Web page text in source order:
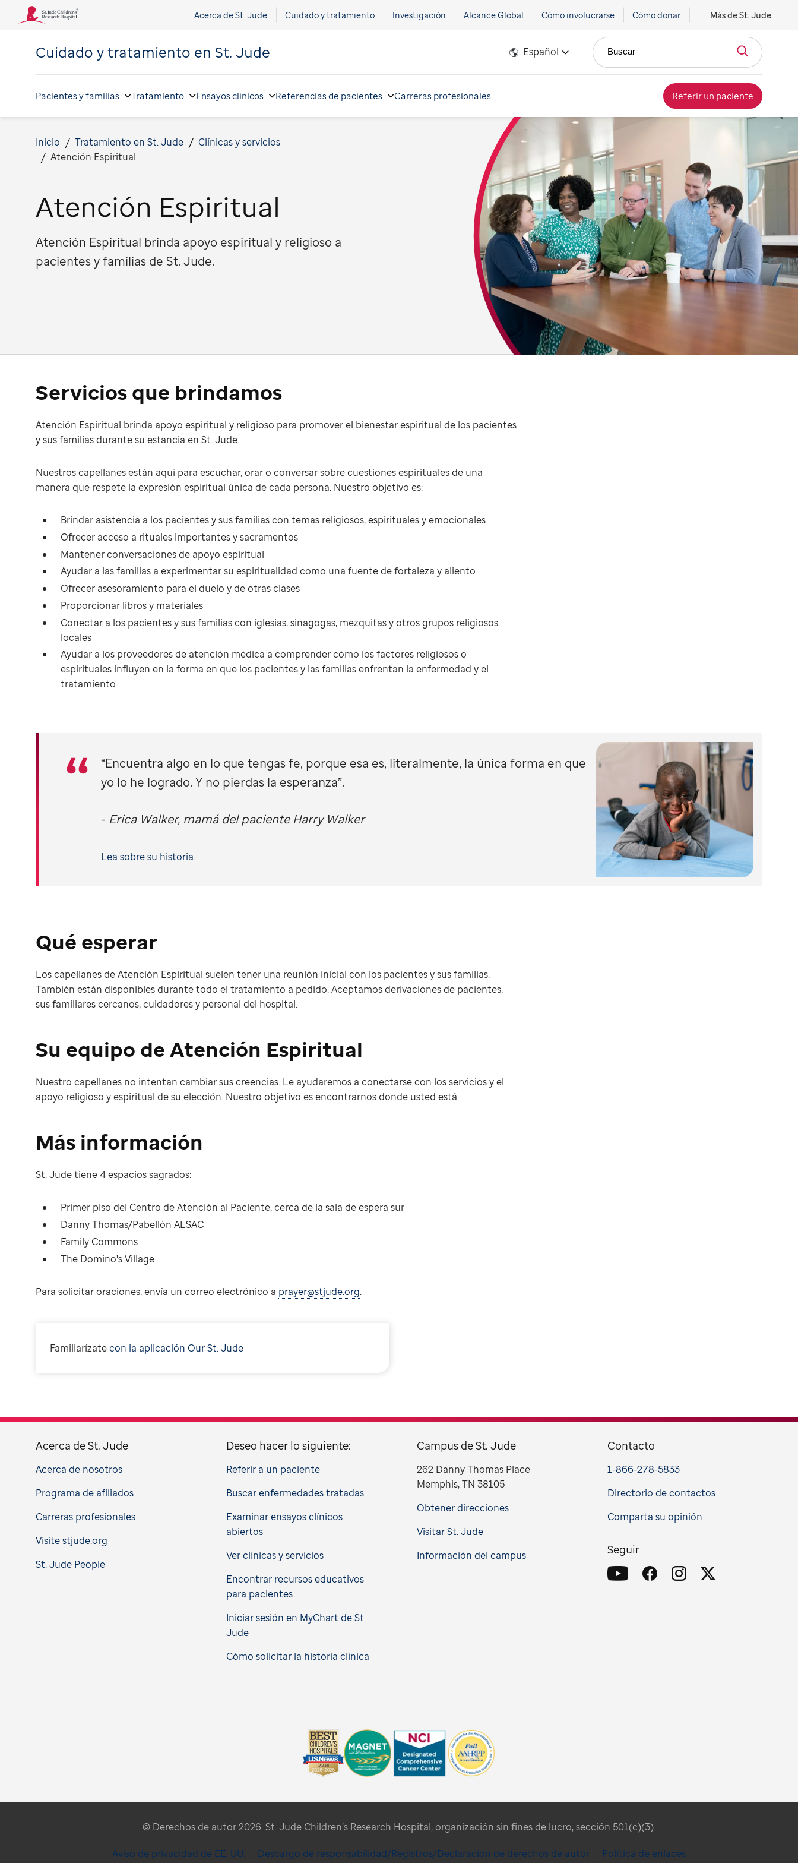
Acerca de St. Jude Cuidado y tratamiento Investigación Alcance Global Cómo involucrarse Cómo donar Más de St. Jude
Cuidado y tratamiento en St. Jude Español Buscar
Pacientes y familias Tratamiento Ensayos clínicos Referencias de pacientes Carreras profesionales Referir un paciente
Inicio Tratamiento en St. Jude
Clínicas y servicios
Atención Espiritual
Atención Espiritual
Atención Espiritual brinda apoyo espiritual y religioso a
pacientes y familias de St. Jude.
Servicios que brindamos
Atención Espiritual brinda apoyo espiritual y religioso para promover el bienestar espiritual de los pacientes
y sus familias durante su estancia en St. Jude.
Nuestros capellanes están aquí para escuchar, orar o conversar sobre cuestiones espirituales de una
manera que respete la expresión espiritual única de cada persona. Nuestro objetivo es:
Brindar asistencia a los pacientes y sus familias con temas religiosos, espirituales y emocionales
Ofrecer acceso a rituales importantes y sacramentos
Mantener conversaciones de apoyo espiritual
Ayudar a las familias a experimentar su espiritualidad como una fuente de fortaleza y aliento
Ofrecer asesoramiento para el duelo y de otras clases
Proporcionar libros y materiales
Conectar a los pacientes y sus familias con iglesias, sinagogas, mezquitas y otros grupos religiosos
locales
Ayudar a los proveedores de atención médica a comprender cómo los factores religiosos o
espirituales influyen en la forma en que los pacientes y las familias enfrentan la enfermedad y el
tratamiento
“Encuentra algo en lo que tengas fe, porque esa es, literalmente, la única forma en que
yo lo he logrado. Y no pierdas la esperanza”.
- Erica Walker, mamá del paciente Harry Walker
Lea sobre su historia.
Qué esperar
Los capellanes de Atención Espiritual suelen tener una reunión inicial con los pacientes y sus familias.
También están disponibles durante todo el tratamiento a pedido. Aceptamos derivaciones de pacientes,
sus familiares cercanos, cuidadores y personal del hospital.
Su equipo de Atención Espiritual
Nuestro capellanes no intentan cambiar sus creencias. Le ayudaremos a conectarse con los servicios y el
apoyo religioso y espiritual de su elección. Nuestro objetivo es encontrarnos donde usted está.
Más información
St. Jude tiene 4 espacios sagrados:
Primer piso del Centro de Atención al Paciente, cerca de la sala de espera sur
Danny Thomas/Pabellón ALSAC
Family Commons
The Domino's Village
Para solicitar oraciones, envía un correo electrónico a prayer@stjude.org.
Familiarízatecon la aplicación Our St. Jude
Acerca de St. Jude
Acerca de nosotros
Programa de afiliados
Carreras profesionales
Visite stjude.org
St. Jude People
Deseo hacer lo siguiente:
Referir a un paciente
Buscar enfermedades tratadas
Examinar ensayos clínicos
abiertos
Ver clínicas y servicios
Encontrar recursos educativos
para pacientes
Iniciar sesión en MyChart de St.
Jude
Cómo solicitar la historia clínica
Campus de St. Jude
262 Danny Thomas Place
Memphis, TN 38105
Obtener direcciones
Visitar St. Jude
Información del campus
Contacto
1-866-278-5833
Directorio de contactos
Comparta su opinión
Seguir
© Derechos de autor 2026. St. Jude Children’s Research Hospital, organización sin fines de lucro, sección 501(c)(3).
Aviso de privacidad de EE. UU. Descargo de responsabilidad/Registros/Declaración de derechos de autor Política de enlaces